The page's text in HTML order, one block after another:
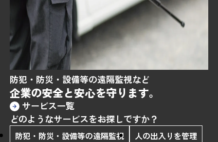
防犯・防災・設備等の遠隔監視など
企業の安全と安心を守ります。
サービス一覧
どのようなサービスをお探しですか？
防犯・防災・設備等の遠隔監視
人の出入りを管理